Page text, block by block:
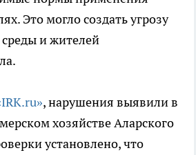
Это могло создать угрозу
и жителей
, нарушения выявили в
хозяйстве Аларского
установлено, что